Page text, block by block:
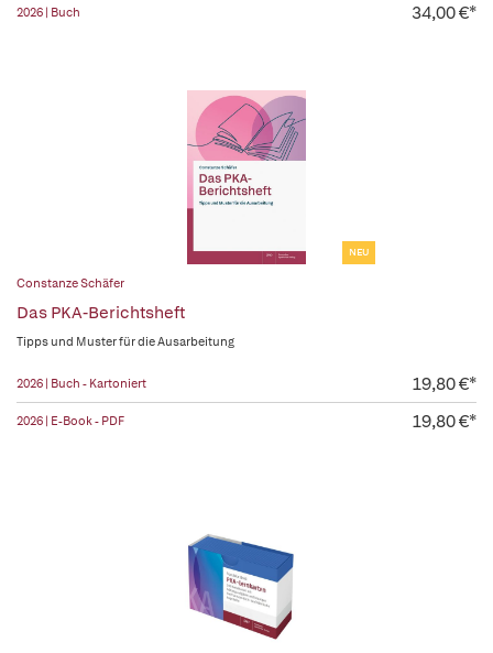
2026 | Buch 34,00 €*
NEU
Constanze Schäfer
Das PKA-Berichtsheft
Tipps und Muster für die Ausarbeitung
2026 | Buch - Kartoniert 19,80 €*
2026 | E-Book - PDF 19,80 €*